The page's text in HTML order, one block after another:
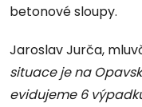
betonové sloupy.
Jaroslav Jurča,
situace je na
evidujeme 6